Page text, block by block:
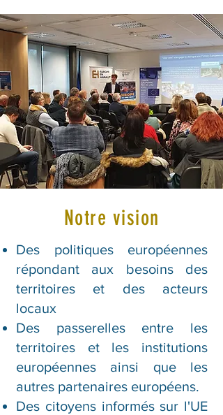
Notre vision
Des politiques européennes
répondant aux besoins des
territoires et des acteurs
locaux
Des passerelles entre les
territoires et les institutions
européennes ainsi que les
autres partenaires européens.
Des citoyens informés sur l'UE